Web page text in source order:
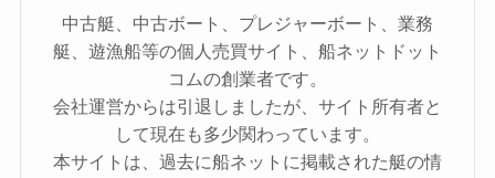
中古艇、中古ボート、プレジャーボート、業務
艇、遊漁船等の個人売買サイト、船ネットドット
コムの創業者です。
会社運営からは引退しましたが、サイト所有者と
して現在も多少関わっています。
本サイトは、過去に船ネットに掲載された艇の情